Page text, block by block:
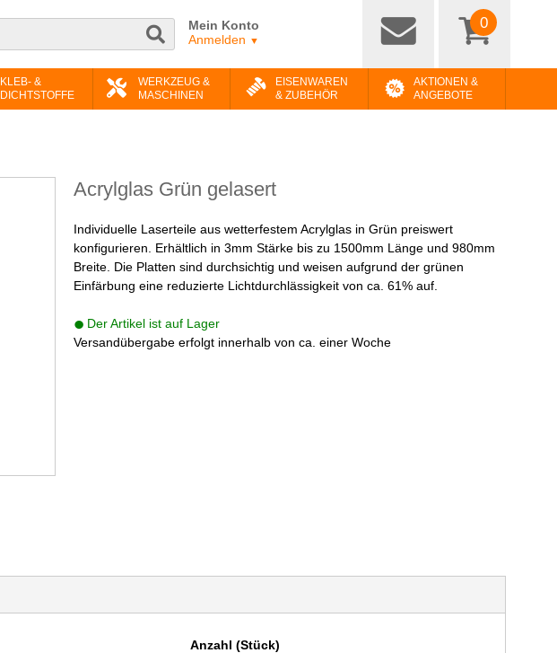
Mein Konto
Anmelden ▼
0
KLEB- &
DICHTSTOFFE
WERKZEUG &
MASCHINEN
EISENWAREN
& ZUBEHÖR
AKTIONEN &
ANGEBOTE
Acrylglas Grün gelasert
Individuelle Laserteile aus wetterfestem Acrylglas in Grün preiswert
konfigurieren. Erhältlich in 3mm Stärke bis zu 1500mm Länge und 980mm
Breite. Die Platten sind durchsichtig und weisen aufgrund der grünen
Einfärbung eine reduzierte Lichtdurchlässigkeit von ca. 61% auf.
Der Artikel ist auf Lager
Versandübergabe erfolgt innerhalb von ca. einer Woche
Anzahl (Stück)